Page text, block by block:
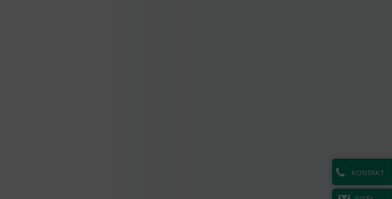
KONTAKT